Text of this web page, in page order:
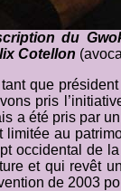
du
Cotellon
que
pris
a été pris par
limitée au
occidental de
et qui revêt
de 2003